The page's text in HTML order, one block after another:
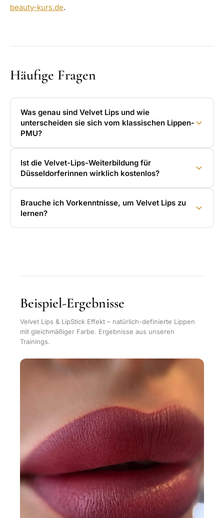
beauty-kurs.de.
Häufige Fragen
Was genau sind Velvet Lips und wie
unterscheiden sie sich vom klassischen Lippen-
PMU?
Ist die Velvet-Lips-Weiterbildung für
Düsseldorferinnen wirklich kostenlos?
Brauche ich Vorkenntnisse, um Velvet Lips zu
lernen?
Beispiel-Ergebnisse
Velvet Lips & LipStick Effekt – natürlich-definierte Lippen
mit gleichmäßiger Farbe. Ergebnisse aus unseren
Trainings.